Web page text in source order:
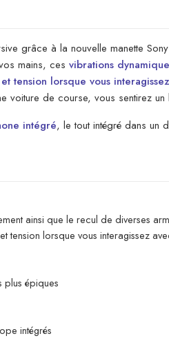
grâce à la nouvelle manette
mains, ces vibrations
tension lorsque vous
de course, vous sentirez
intégré, le tout intégré dans un
ainsi que le recul de diverses
tension lorsque vous interagissez
plus épiques
intégrés